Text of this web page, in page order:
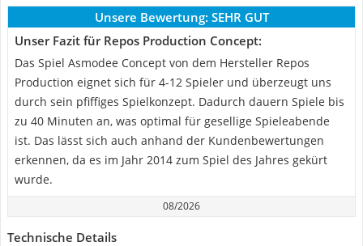
Unsere Bewertung: SEHR GUT
Unser Fazit für Repos Production Concept:
Das Spiel Asmodee Concept von dem Hersteller Repos
Production eignet sich für 4-12 Spieler und überzeugt uns
durch sein pfiffiges Spielkonzept. Dadurch dauern Spiele bis
zu 40 Minuten an, was optimal für gesellige Spieleabende
ist. Das lässt sich auch anhand der Kundenbewertungen
erkennen, da es im Jahr 2014 zum Spiel des Jahres gekürt
wurde.
08/2026
Technische Details